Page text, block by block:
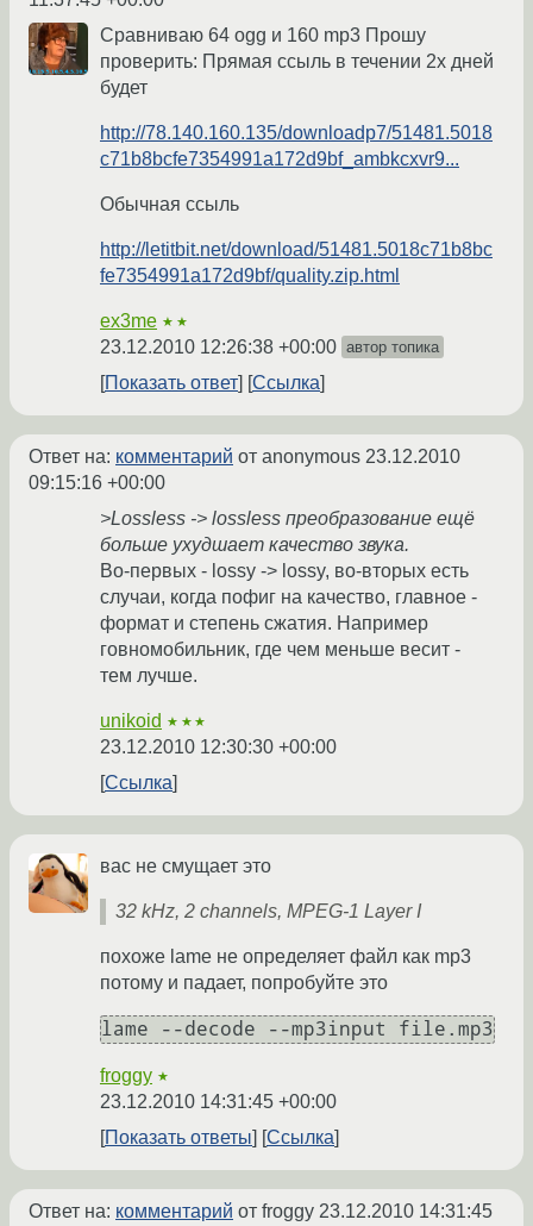
Сравниваю 64 ogg и 160 mp3 Прошу
проверить: Прямая ссыль в течении 2х дней
будет
http://78.140.160.135/downloadp7/51481.5018
c71b8bcfe7354991a172d9bf_ambkcxvr9...
Обычная ссыль
http://letitbit.net/download/51481.5018c71b8bc
fe7354991a172d9bf/quality.zip.html
ex3me ★★
23.12.2010 12:26:38 +00:00 автор топика
Показать ответ Ссылка
Ответ на: комментарий от anonymous 23.12.2010
09:15:16 +00:00
>Lossless -> lossless преобразование ещё
больше ухудшает качество звука.
Во-первых - lossy -> lossy, во-вторых есть
случаи, когда пофиг на качество, главное -
формат и степень сжатия. Например
говномобильник, где чем меньше весит -
тем лучше.
unikoid ★★★
23.12.2010 12:30:30 +00:00
Ссылка
вас не смущает это
32 kHz, 2 channels, MPEG-1 Layer I
похоже lame не определяет файл как mp3
потому и падает, попробуйте это
lame --decode --mp3input file.mp3
froggy ★
23.12.2010 14:31:45 +00:00
Показать ответы
Ссылка
Ответ на: комментарий от froggy 23.12.2010 14:31:45